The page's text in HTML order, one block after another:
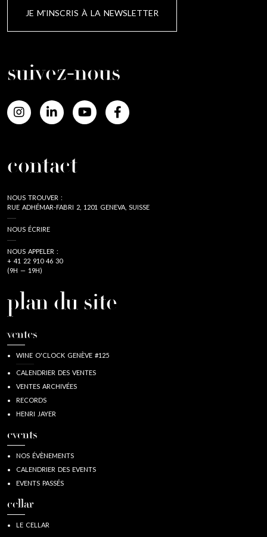
JE M'INSCRIS À LA NEWSLETTER
suivez-nous
contact
NOUS TROUVER :
RUE ADHÉMAR-FABRI 2, 1201 GENEVA, SUISSE
NOUS ÉCRIRE
NOUS APPELER :
+ 41 22 910 46 30
(9H — 19H)
plan du site
ventes
WINE O'CLOCK GENÈVE #125
CALENDRIER DES VENTES
VENTES ARCHIVÉES
RECORDS
HENRI JAYER
events
NOS ÉVÈNEMENTS
CALENDRIER DES EVENTS
EVENTS PASSÉS
cellar
LE CELLAR